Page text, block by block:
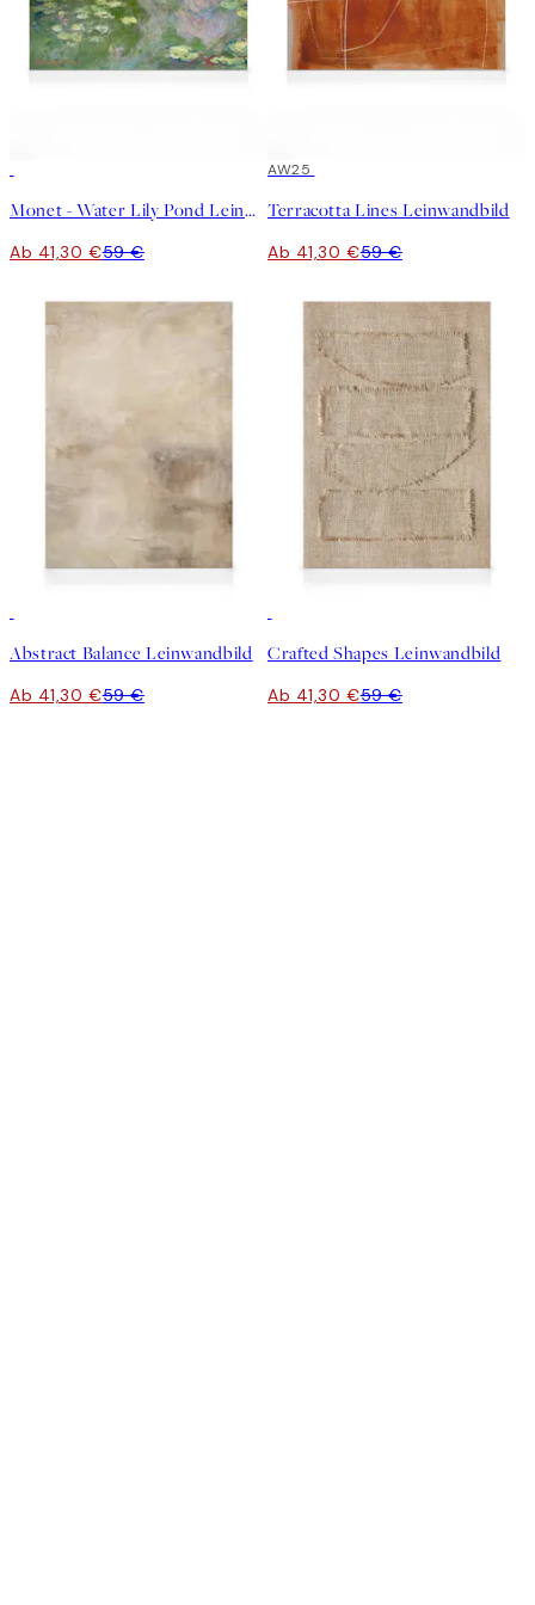
Monet - Water Lily Pond Leinwandbild
Ab 41,30 €59 €
30%*
AW25
Terracotta Lines Leinwandbild
Ab 41,30 €59 €
Abstract Balance Leinwandbild
Ab 41,30 €59 €
Crafted Shapes Leinwandbild
Ab 41,30 €59 €